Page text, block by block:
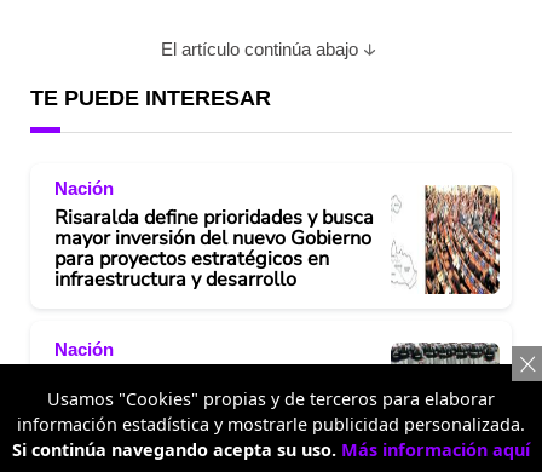
El artículo continúa abajo
TE PUEDE INTERESAR
Nación
Risaralda define prioridades y busca
mayor inversión del nuevo Gobierno
para proyectos estratégicos en
infraestructura y desarrollo
Nación
se posesiona el 7 de agosto? Origen
histórico y base legal de la tradición
Usamos "Cookies" propias y de terceros para elaborar
información estadística y mostrarle publicidad personalizada.
Si continúa navegando acepta su uso. Más información aquí